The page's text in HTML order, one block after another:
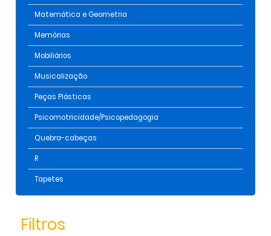
Matemática e Geometria
Memórias
Mobiliários
Musicalização
Peças Plásticas
Psicomotricidade/Psicopedagogia
Quebra-cabeças
R
Tapetes
Filtros